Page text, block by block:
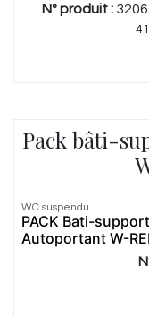
N° produit :
Pack bâti-
Meilleur
prix
WC suspendu
PACK Bati-
Autoportant W-